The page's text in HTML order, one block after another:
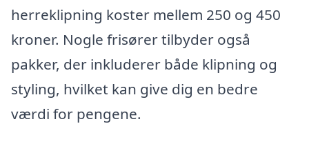
herreklipning koster mellem 250 og 450
kroner. Nogle frisører tilbyder også
pakker, der inkluderer både klipning og
styling, hvilket kan give dig en bedre
værdi for pengene.